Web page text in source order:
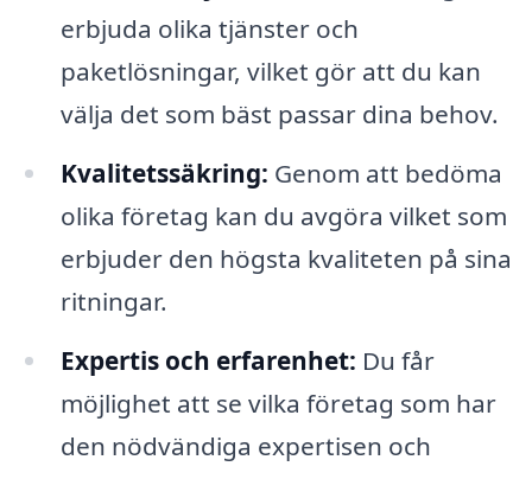
erbjuda olika tjänster och
paketlösningar, vilket gör att du kan
välja det som bäst passar dina behov.
Kvalitetssäkring: Genom att bedöma
olika företag kan du avgöra vilket som
erbjuder den högsta kvaliteten på sina
ritningar.
Expertis och erfarenhet: Du får
möjlighet att se vilka företag som har
den nödvändiga expertisen och